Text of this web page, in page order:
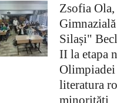
Zsofia Ola,
Silași"
II la etapa
literatura
minorități